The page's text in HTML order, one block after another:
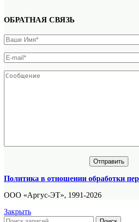
ОБРАТНАЯ СВЯЗЬ
Политика в отношении обработки
ООО «Аргус-ЭТ», 1991-2026
Закрыть